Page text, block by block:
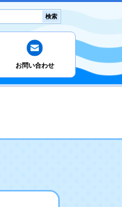
検索
お問い合わせ